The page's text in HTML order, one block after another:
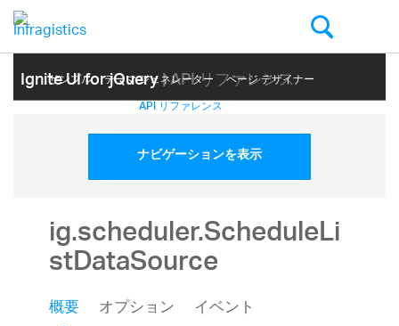
Ignite UI for jQuery| API リファレンス
サンプル テーマ ジェネレーター ページ デザイナー
ヘルプ トピック API リファレンス
ナビゲーションを表示
ig.scheduler.ScheduleLi
stDataSource
概要 オプション
イベント